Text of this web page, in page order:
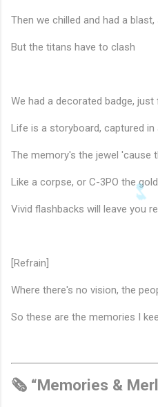
Then we chilled and had a
But the titans have to clash
We had a decorated badge,
Life is a storyboard, captured in
The memory's the jewel 'cause
Like a corpse, or C-3PO the
Vivid flashbacks will leave you
[Refrain]
Where there's no vision, the
So these are the memories I
🗞️ “Memories &